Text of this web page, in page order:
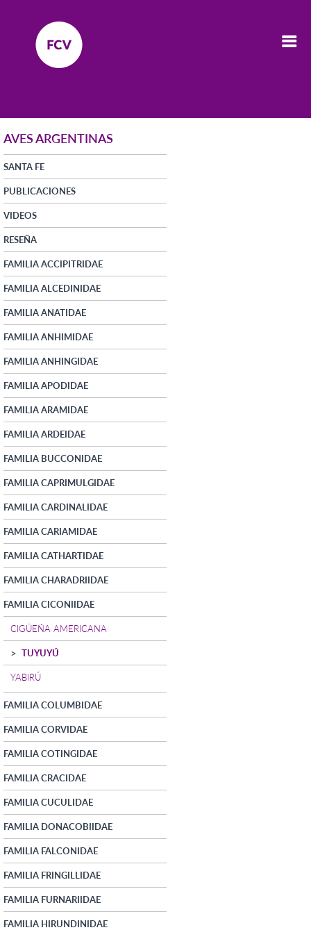
AVES ARGENTINAS
SANTA FE
PUBLICACIONES
VIDEOS
RESEÑA
FAMILIA ACCIPITRIDAE
FAMILIA ALCEDINIDAE
FAMILIA ANATIDAE
FAMILIA ANHIMIDAE
FAMILIA ANHINGIDAE
FAMILIA APODIDAE
FAMILIA ARAMIDAE
FAMILIA ARDEIDAE
FAMILIA BUCCONIDAE
FAMILIA CAPRIMULGIDAE
FAMILIA CARDINALIDAE
FAMILIA CARIAMIDAE
FAMILIA CATHARTIDAE
FAMILIA CHARADRIIDAE
FAMILIA CICONIIDAE
CIGÜEÑA AMERICANA
TUYUYÚ
YABIRÚ
FAMILIA COLUMBIDAE
FAMILIA CORVIDAE
FAMILIA COTINGIDAE
FAMILIA CRACIDAE
FAMILIA CUCULIDAE
FAMILIA DONACOBIIDAE
FAMILIA FALCONIDAE
FAMILIA FRINGILLIDAE
FAMILIA FURNARIIDAE
FAMILIA HIRUNDINIDAE